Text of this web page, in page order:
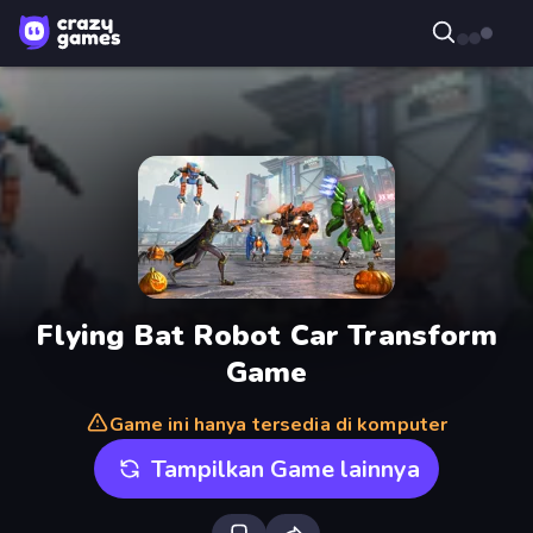
Flying Bat Robot Car Transform
Game
Game ini hanya tersedia di komputer
Tampilkan Game lainnya